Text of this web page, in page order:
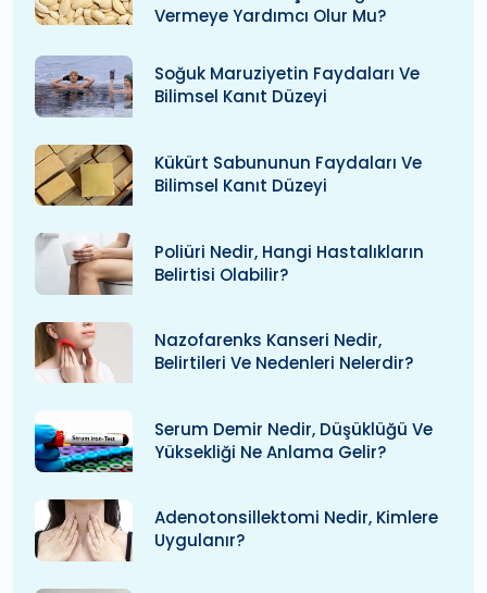
Vermeye Yardımcı Olur Mu?
Soğuk Maruziyetin Faydaları Ve
Bilimsel Kanıt Düzeyi
Kükürt Sabununun Faydaları Ve
Bilimsel Kanıt Düzeyi
Poliüri Nedir, Hangi Hastalıkların
Belirtisi Olabilir?
Nazofarenks Kanseri Nedir,
Belirtileri Ve Nedenleri Nelerdir?
Serum Demir Nedir, Düşüklüğü Ve
Yüksekliği Ne Anlama Gelir?
Adenotonsillektomi Nedir, Kimlere
Uygulanır?